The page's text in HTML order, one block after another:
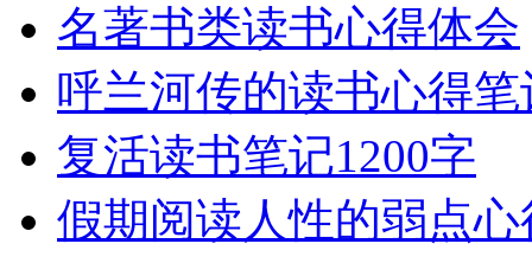
名著书类读书心得体会
呼兰河传的读书心得笔
复活读书笔记1200字
假期阅读人性的弱点